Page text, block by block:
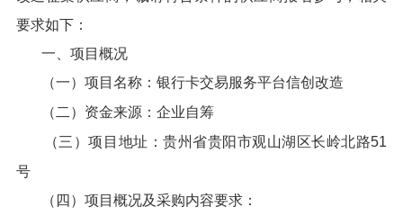
要求如下：
一、项目概况
（一）项目名称：银行卡交易服务平台信创改造
（二）资金来源：企业自筹
（三）项目地址：贵州省贵阳市观山湖区长岭北路51
号
（四）项目概况及采购内容要求：